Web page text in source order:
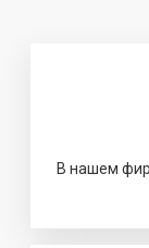
В нашем